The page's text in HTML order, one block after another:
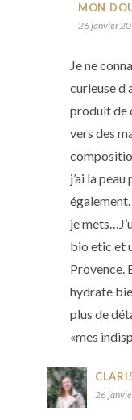
MON
26 janvier
Je ne
curieuse d
produit de
vers des
j’ai la
je
bio etic et
Provence.
hydrate
plus de
«mes
26